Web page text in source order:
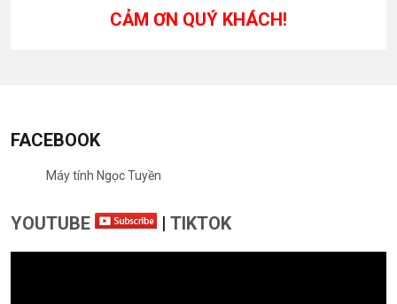
CẢM ƠN QUÝ KHÁCH!
FACEBOOK
Máy tính Ngọc Tuyền
YOUTUBE | TIKTOK